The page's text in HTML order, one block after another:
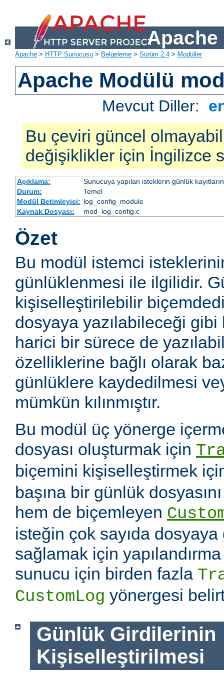
Apache
Apache > HTTP Sunucusu > Belgeleme > Sürüm 2.4 > Modüller
Apache Modülü
Mevcut Diller:
Bu çeviri güncel
değişiklikler için İngilizce
Açıklama:
Sunucuya yapılan isteklerin günlük
Durum:
Temel
Modül Betimleyici: log_config_module
Kaynak Dosyası:
mod_log_config.c
Özet
Bu modül istemci
günlüklenmesi ile ilgilidir.
kişiselleştirilebilir
dosyaya yazılabileceği
harici bir sürece de
özelliklerine bağlı olarak
günlüklere kaydedilmesi
mümkün kılınmıştır.
Bu modül üç yönerge
dosyası oluşturmak için
biçemini kişiselleştirmek
başına bir günlük
hem de biçemleyen
isteğin çok sayıda
sağlamak için
sunucu için birden fazla
CustomLog yönergesi
Günlük Girdilerinin
Kişiselleştirilmesi